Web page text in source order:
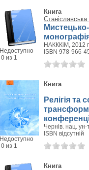
Недоступно
0 из 1
Книга
Станіславська
НАКККіМ, 2012
ISBN 978-966-
Недоступно
0 из 1
Книга
Релігія та
Чернів. нац. ун-
ISBN відсутній
Книга